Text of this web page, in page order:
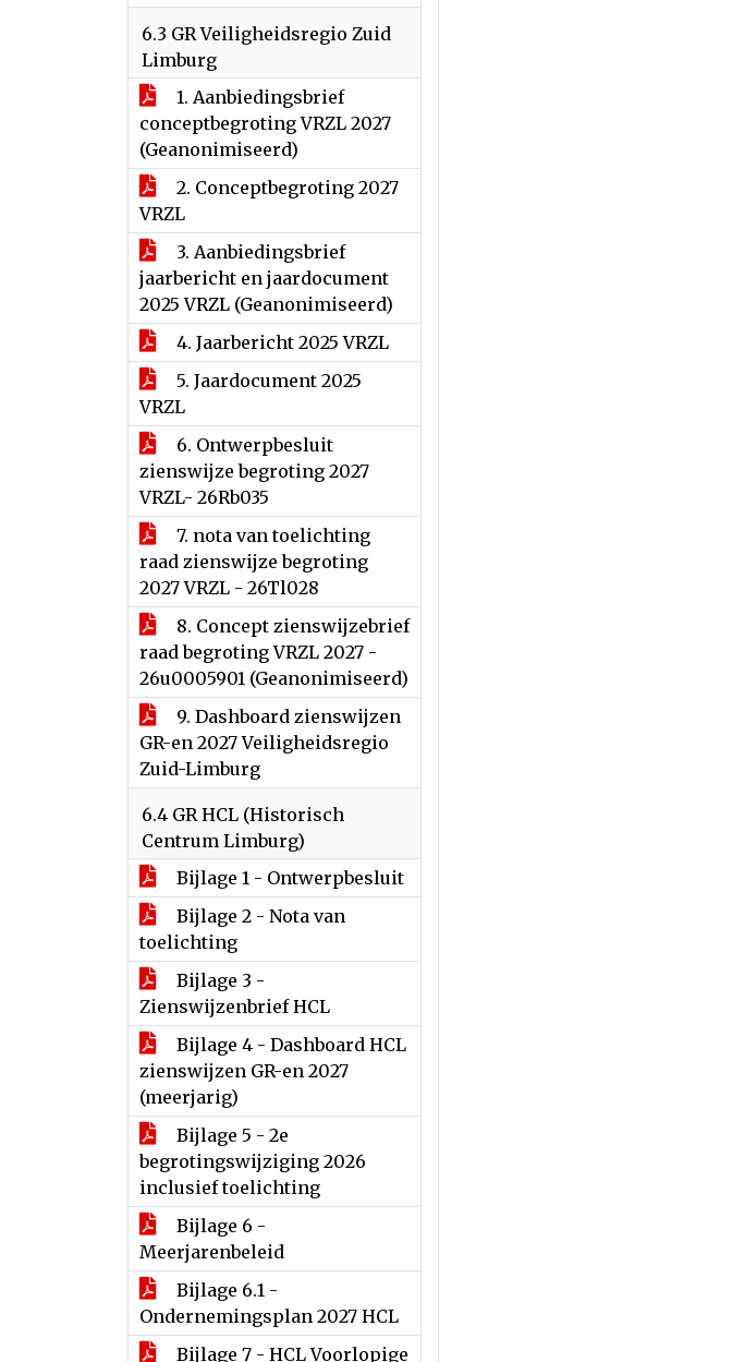
6.3 GR Veiligheidsregio Zuid
Limburg
1. Aanbiedingsbrief
conceptbegroting VRZL 2027
(Geanonimiseerd)
2. Conceptbegroting 2027
VRZL
3. Aanbiedingsbrief
jaarbericht en jaardocument
2025 VRZL (Geanonimiseerd)
4. Jaarbericht 2025 VRZL
5. Jaardocument 2025
VRZL
6. Ontwerpbesluit
zienswijze begroting 2027
VRZL- 26Rb035
7. nota van toelichting
raad zienswijze begroting
2027 VRZL - 26Tl028
8. Concept zienswijzebrief
raad begroting VRZL 2027 -
26u0005901 (Geanonimiseerd)
9. Dashboard zienswijzen
GR-en 2027 Veiligheidsregio
Zuid-Limburg
6.4 GR HCL (Historisch
Centrum Limburg)
Bijlage 1 - Ontwerpbesluit
Bijlage 2 - Nota van
toelichting
Bijlage 3 -
Zienswijzenbrief HCL
Bijlage 4 - Dashboard HCL
zienswijzen GR-en 2027
(meerjarig)
Bijlage 5 - 2e
begrotingswijziging 2026
inclusief toelichting
Bijlage 6 -
Meerjarenbeleid
Bijlage 6.1 -
Ondernemingsplan 2027 HCL
Bijlage 7 - HCL Voorlopige